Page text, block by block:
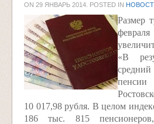
ON 29 ЯНВАРЬ 2014 . POSTED IN
Размер
«В
10 017,98 рубля. В целом
186 тыс. 815